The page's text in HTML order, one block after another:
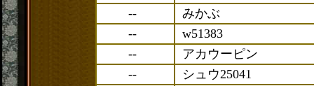
--
みかぶ
--
w51383
--
アカウーピン
--
シュウ25041